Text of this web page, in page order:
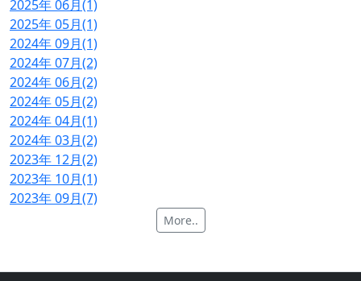
2025年 06月(1)
2025年 05月(1)
2024年 09月(1)
2024年 07月(2)
2024年 06月(2)
2024年 05月(2)
2024年 04月(1)
2024年 03月(2)
2023年 12月(2)
2023年 10月(1)
2023年 09月(7)
More..